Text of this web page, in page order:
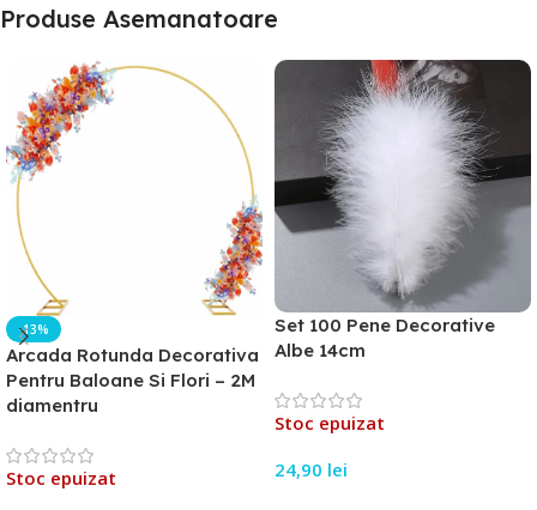
Produse Asemanatoare
-13%
Arcada Rotunda Decorativa
Pentru Baloane Si Flori – 2M
diamentru
Stoc epuizat
Set 100 Pene Decorative
Albe 14cm
Stoc epuizat
24,90 lei